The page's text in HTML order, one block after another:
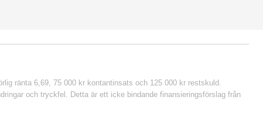
ränta 6,69, 75 000 kr kontantinsats och 125 000 kr restskuld.
och tryckfel. Detta är ett icke bindande finansieringsförslag från